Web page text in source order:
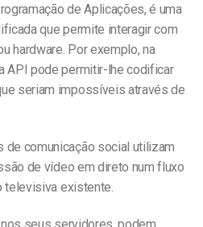
de Aplicações, é uma
que permite interagir com
hardware. Por exemplo, na
API pode permitir-lhe codificar
seriam impossíveis através de
de comunicação social utilizam
de vídeo em direto num fluxo
televisiva existente.